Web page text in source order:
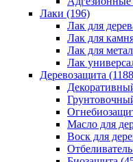
Лаки (196)
Лак для
Лак для
Лак для
Лак
Деревозащита
Масло для
Воск для